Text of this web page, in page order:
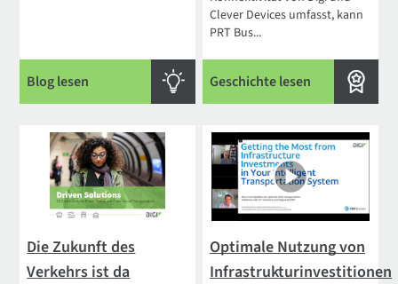
Blog lesen
Clever Devices umfasst, kann
PRT Bus...
Geschichte lesen
Die Zukunft des
Verkehrs ist da
Optimale Nutzung von
Infrastrukturinvestitionen